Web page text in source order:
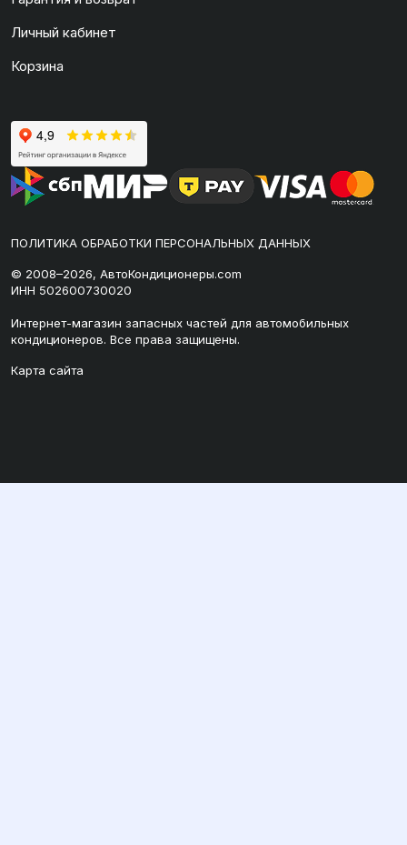
Личный кабинет
Корзина
ПОЛИТИКА ОБРАБОТКИ ПЕРСОНАЛЬНЫХ ДАННЫХ
© 2008–2026, АвтоКондиционеры.com
ИНН 502600730020
Интернет-магазин запасных частей для автомобильных
кондиционеров. Все права защищены.
Карта сайта